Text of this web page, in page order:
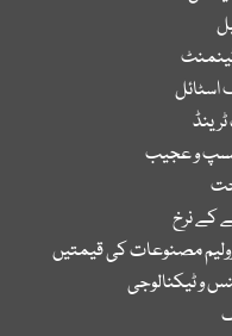
اسٹائل
و عجیب
کے نرخ
مصنوعات کی قیمتیں
و ٹیکنالوجی